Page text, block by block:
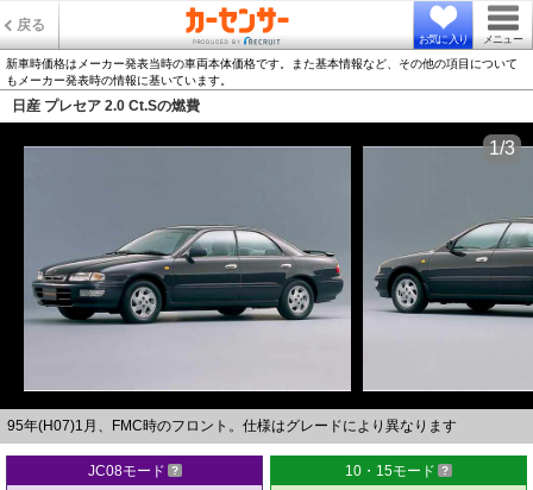
戻る
お気に入り メニュー
新車時価格はメーカー発表当時の車両本体価格です。また基本情報など、その他の項目について
もメーカー発表時の情報に基いています。
日産 プレセア 2.0 Ct.Sの燃費
95年(H07)1月、FMC時のフロント。仕様はグレードにより異なります
1/3
JC08モード 10・15モード